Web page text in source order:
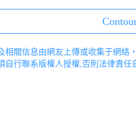
相關信息由網友上傳或收集于網絡
自行聯系版權人授權,否則法律責任